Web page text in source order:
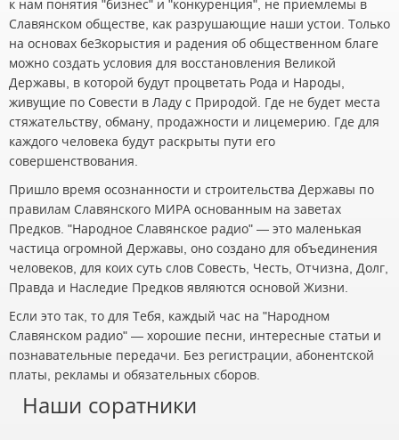
к нам понятия "бизнес" и "конкуренция", не приемлемы в
Славянском обществе, как разрушающие наши устои. Только
на основах беЗкорыстия и радения об общественном благе
можно создать условия для восстановления Великой
Державы, в которой будут процветать Рода и Народы,
живущие по Совести в Ладу с Природой. Где не будет места
стяжательству, обману, продажности и лицемерию. Где для
каждого человека будут раскрыты пути его
совершенствования.
Пришло время осознанности и строительства Державы по
правилам Славянского МИРА основанным на заветах
Предков. "Народное Славянское радио" — это маленькая
частица огромной Державы, оно создано для объединения
человеков, для коих суть слов Совесть, Честь, Отчизна, Долг,
Правда и Наследие Предков являются основой Жизни.
Если это так, то для Тебя, каждый час на "Народном
Славянском радио" — хорошие песни, интересные статьи и
познавательные передачи. Без регистрации, абонентской
платы, рекламы и обязательных сборов.
Наши соратники